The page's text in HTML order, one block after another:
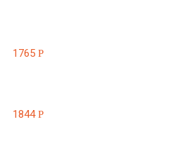
1765Р
1844Р